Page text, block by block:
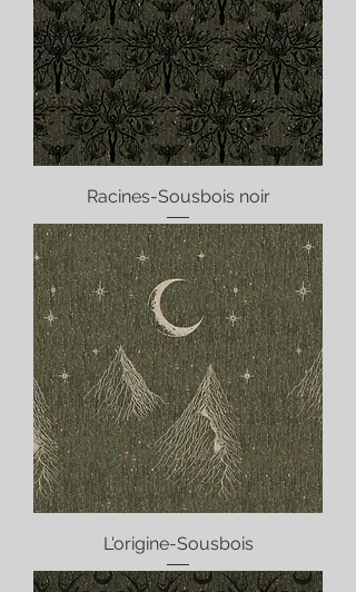
Racines-Sousbois noir
L'origine-Sousbois